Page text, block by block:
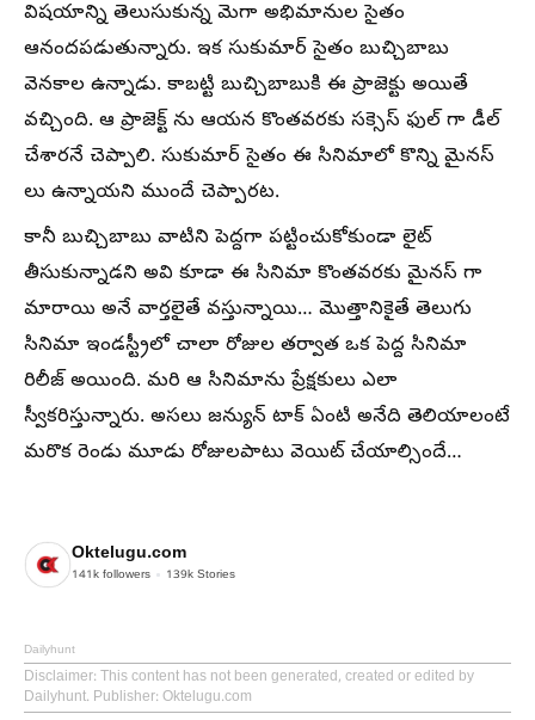
విషయాన్ని తెలుసుకున్న మెగా అభిమానుల సైతం
ఆనందపడుతున్నారు. ఇక సుకుమార్ సైతం బుచ్చిబాబు
వెనకాల ఉన్నాడు. కాబట్టి బుచ్చిబాబుకి ఈ ప్రాజెక్టు అయితే
వచ్చింది. ఆ ప్రాజెక్ట్ ను ఆయన కొంతవరకు సక్సెస్ ఫుల్ గా డీల్
చేశారనే చెప్పాలి. సుకుమార్ సైతం ఈ సినిమాలో కొన్ని మైనస్
లు ఉన్నాయని ముందే చెప్పారట.
కానీ బుచ్చిబాబు వాటిని పెద్దగా పట్టించుకోకుండా లైట్
తీసుకున్నాడని అవి కూడా ఈ సినిమా కొంతవరకు మైనస్ గా
మారాయి అనే వార్తలైతే వస్తున్నాయి… మొత్తానికైతే తెలుగు
సినిమా ఇండస్ట్రీలో చాలా రోజుల తర్వాత ఒక పెద్ద సినిమా
రిలీజ్ అయింది. మరి ఆ సినిమాను ప్రేక్షకులు ఎలా
స్వీకరిస్తున్నారు. అసలు జన్యున్ టాక్ ఏంటి అనేది తెలియాలంటే
మరొక రెండు మూడు రోజులపాటు వెయిట్ చేయాల్సిందే…
Oktelugu.com
141k followers 139k Stories
Dailyhunt
Disclaimer: This content has not been generated, created or edited by
Dailyhunt. Publisher: Oktelugu.com